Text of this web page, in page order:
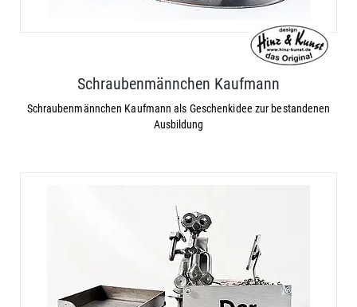
Schraubenmännchen Kaufmann
Schraubenmännchen Kaufmann als Geschenkidee zur bestandenen
Ausbildung